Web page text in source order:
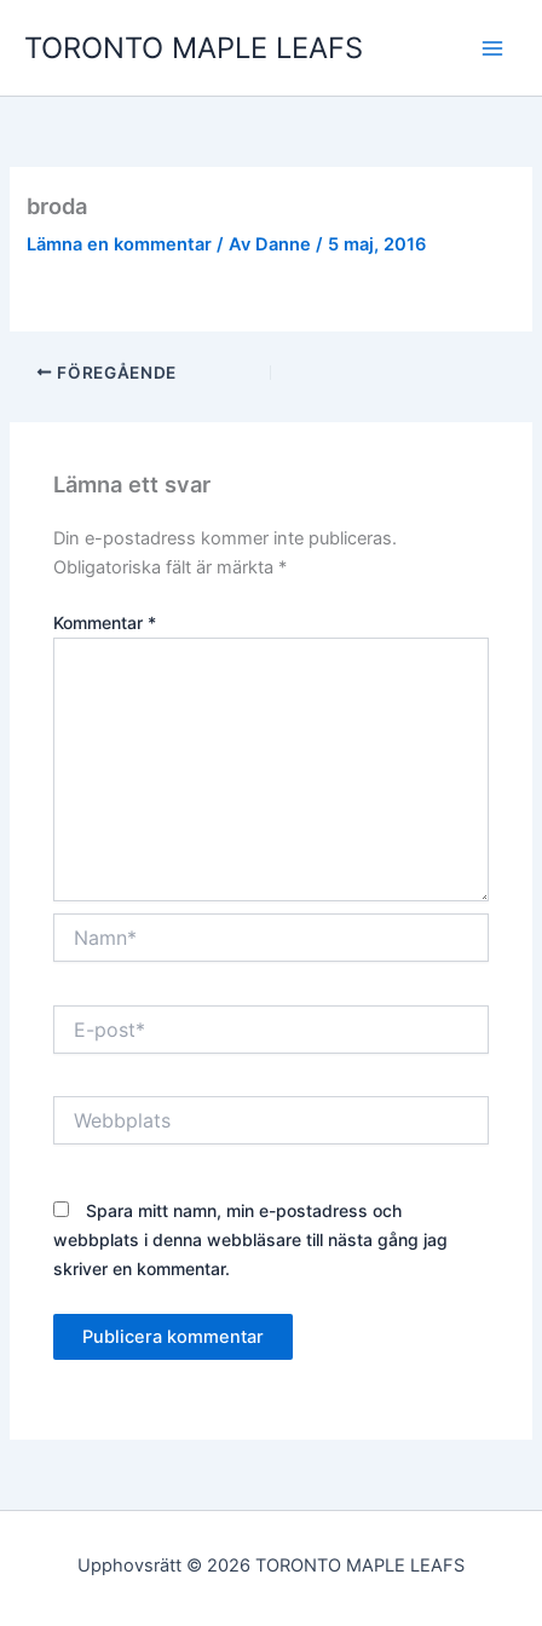
TORONTO MAPLE LEAFS
broda
Lämna en kommentar / Av Danne/ 5 maj, 2016
FÖREGÅENDE
Lämna ett svar
Din e-postadress kommer inte publiceras.
Obligatoriska fält är märkta *
Kommentar *
post*
Spara mitt namn, min e-postadress och
webbplats i denna webbläsare till nästa gång jag
skriver en kommentar.
Upphovsrätt © 2026 TORONTO MAPLE LEAFS